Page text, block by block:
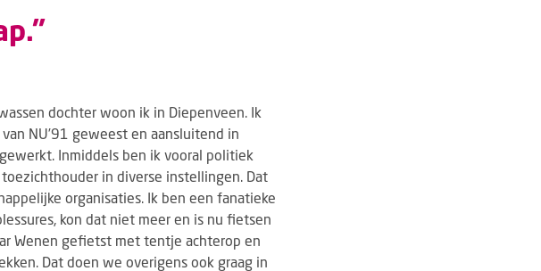
dochter woon ik in Diepenveen. Ik
NU’91 geweest en aansluitend in
Inmiddels ben ik vooral politiek
in diverse instellingen. Dat
organisaties. Ik ben een fanatieke
kon dat niet meer en is nu fietsen
Wenen gefietst met tentje achterop en
Dat doen we overigens ook graag in